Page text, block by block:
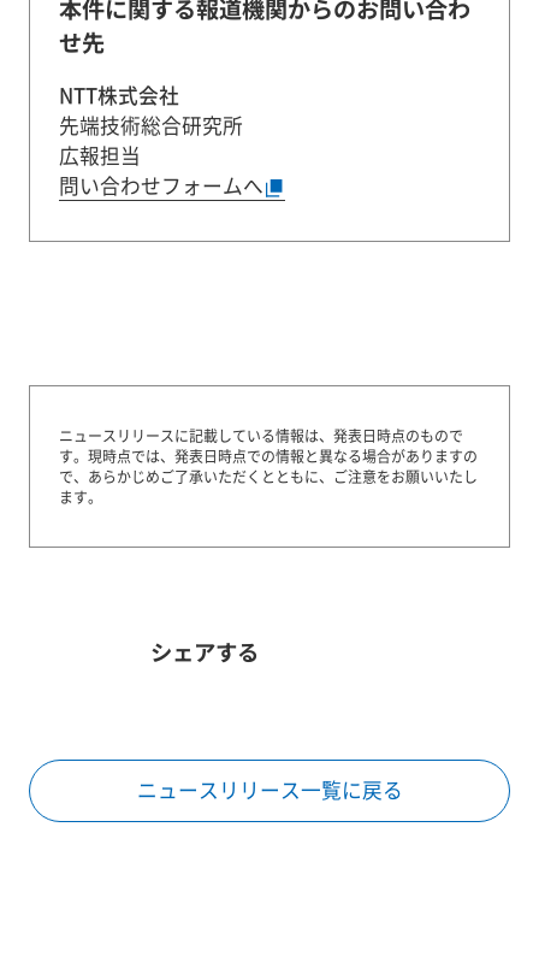
本件に関する報道機関からのお問い合わ
せ先
NTT株式会社
先端技術総合研究所
広報担当
問い合わせフォームへ
ニュースリリースに記載している情報は、発表日時点のもので
す。 現時点では、発表日時点での情報と異なる場合がありますの
で、あらかじめご了承いただくとともに、ご注意をお願いいたし
ます。
シェアする
ニュースリリース一覧に戻る